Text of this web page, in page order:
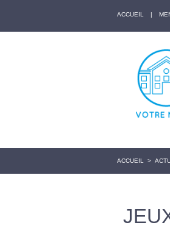
ACCUEIL |
ACCUEIL >